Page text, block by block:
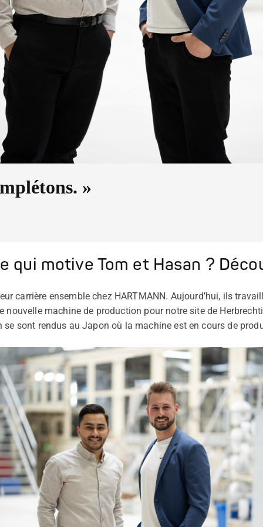
»
qui motive Tom et Hasan ?
carrière ensemble chez HARTMANN. Aujourd’hui, ils
nouvelle machine de production pour notre site de
se sont rendus au Japon où la machine est en cours de